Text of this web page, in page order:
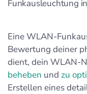
Funkausleuchtung
Eine WLAN-
Bewertung deiner
dient, dein WLAN-
beheben und zu
Erstellen eines